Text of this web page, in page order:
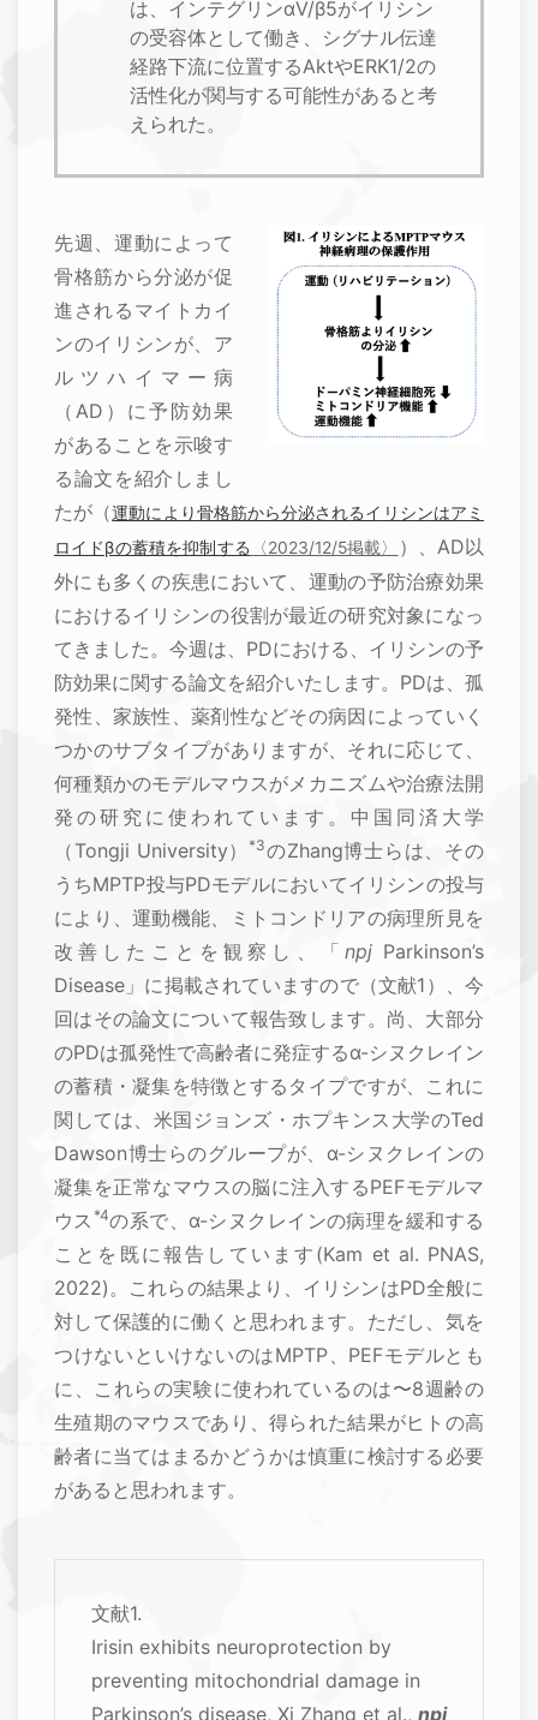
は、インテグリンαV/β5がイリシン
の受容体として働き、シグナル伝達
経路下流に位置するAktやERK1/2の
活性化が関与する可能性があると考
えられた。
先週、運動によって
骨格筋から分泌が促
進されるマイトカイ
ンのイリシンが、ア
ルツハイマー病
（AD）に予防効果
があることを示唆す
る論文を紹介しまし
たが（運動により骨格筋から分泌されるイリシンはアミ
ロイドβの蓄積を抑制する
〈2023/12/5掲載〉
）、AD以
外にも多くの疾患において、運動の予防治療効果
におけるイリシンの役割が最近の研究対象になっ
てきました。今週は、PDにおける、イリシンの予
防効果に関する論文を紹介いたします。PDは、孤
発性、家族性、薬剤性などその病因によっていく
つかのサブタイプがありますが、それに応じて、
何種類かのモデルマウスがメカニズムや治療法開
発の研究に使われています。中国同済大学
（Tongji University）
*3のZhang博士らは、その
うちMPTP投与PDモデルにおいてイリシンの投与
により、運動機能、ミトコンドリアの病理所見を
改善したことを観察し、「 npjParkinson’s
Disease」に掲載されていますので（文献1）、今
回はその論文について報告致します。尚、大部分
のPDは孤発性で高齢者に発症するα-シヌクレイン
の蓄積・凝集を特徴とするタイプですが、これに
関しては、米国ジョンズ・ホプキンス大学のTed
Dawson博士らのグループが、α-シヌクレインの
凝集を正常なマウスの脳に注入するPEFモデルマ
ウス *4の系で、α-シヌクレインの病理を緩和する
ことを既に報告しています(Kam et al. PNAS,
2022)。これらの結果より、イリシンはPD全般に
対して保護的に働くと思われます。ただし、気を
つけないといけないのはMPTP、PEFモデルとも
に、これらの実験に使われているのは〜8週齢の
生殖期のマウスであり、得られた結果がヒトの高
齢者に当てはまるかどうかは慎重に検討する必要
があると思われます。
文献1.
Irisin exhibits neuroprotection by
preventing mitochondrial damage in
Parkinson’s disease, Xi Zhang et al., npj